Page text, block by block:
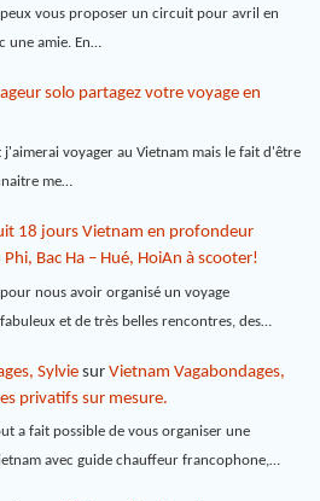
vous proposer un circuit pour avril en
une amie. En…
solo partagez votre voyage en
j'aimerai voyager au Vietnam mais le fait d'être
me…
18 jours Vietnam en profondeur
Bac Ha – Hué, HoiAn à scooter!
nous avoir organisé un voyage
et de très belles rencontres, des…
Sylviesur Vietnam Vagabondages,
privatifs sur mesure.
a fait possible de vous organiser une
avec guide chauffeur francophone,…